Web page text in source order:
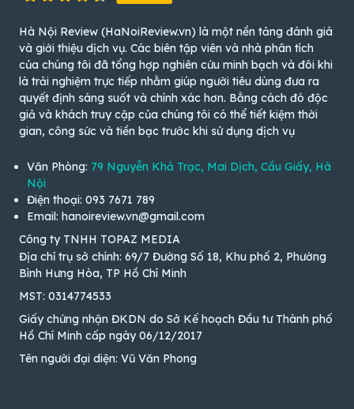
Hà Nội Review (HaNoiReview.vn) là một nền tảng đánh giá
và giới thiệu dịch vụ. Các biên tập viên và nhà phân tích
của chúng tôi đã tổng hợp nghiên cứu minh bạch và đôi khi
là trải nghiệm trực tiếp nhằm giúp người tiêu dùng đưa ra
quyết định sáng suốt và chính xác hơn. Bằng cách đó độc
giả và khách truy cập của chúng tôi có thể tiết kiệm thời
gian, công sức và tiền bạc trước khi sử dụng dịch vụ
Văn Phòng: 79 Nguyễn Khả Trạc, Mai Dịch, Cầu Giấy, Hà
Nội
Điện thoại: 093 7671 789
Email: hanoireview.vn@gmail.com
Công ty TNHH TOPAZ MEDIA
Địa chỉ trụ sở chính: 69/7 Đường Số 18, Khu phố 2, Phường
Bình Hưng Hòa, TP Hồ Chí Minh
MST: 0314774533
Giấy chứng nhận ĐKDN do Sở Kế hoạch Đầu tư Thành phố
Hồ Chí Minh cấp ngày 06/12/2017
Tên người đại diện: Vũ Văn Phong